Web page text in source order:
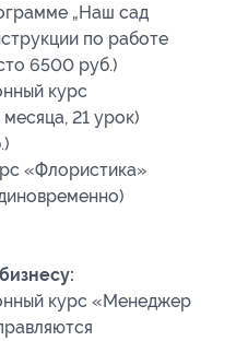
„Наш сад
по работе
6500 руб.)
курс
21 урок)
«Флористика»
курс «Менеджер